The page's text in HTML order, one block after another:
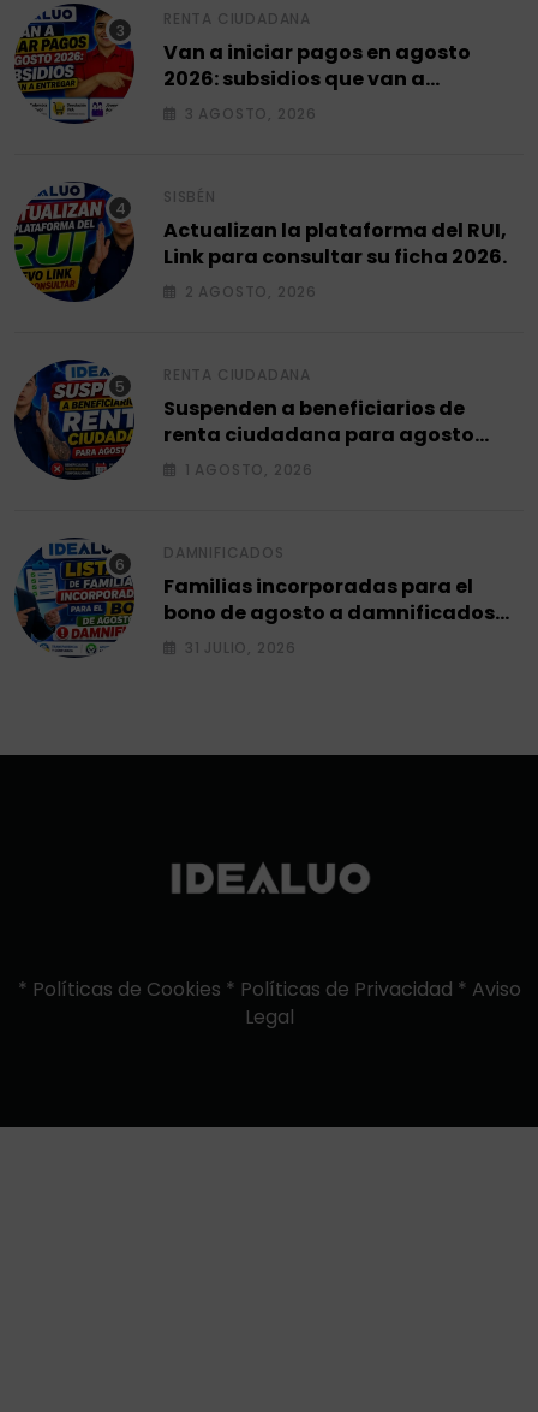
RENTA CIUDADANA
Van a iniciar pagos en agosto
2026: subsidios que van a
entregar.
3 AGOSTO, 2026
SISBÉN
Actualizan la plataforma del RUI,
Link para consultar su ficha 2026.
2 AGOSTO, 2026
RENTA CIUDADANA
Suspenden a beneficiarios de
renta ciudadana para agosto
2026.
1 AGOSTO, 2026
DAMNIFICADOS
Familias incorporadas para el
bono de agosto a damnificados
2026.
31 JULIO, 2026
* Políticas de Cookies * Políticas de Privacidad * Aviso
Legal